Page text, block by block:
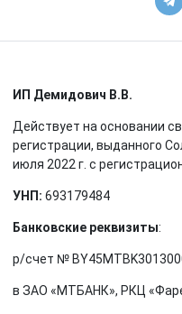
ИП Демидович В.В.
Действует на основании
регистрации, выданного
июля 2022 г. с
УНП: 693179484
Банковские реквизиты:
р/счет №
в ЗАО «МТБАНК», РКЦ